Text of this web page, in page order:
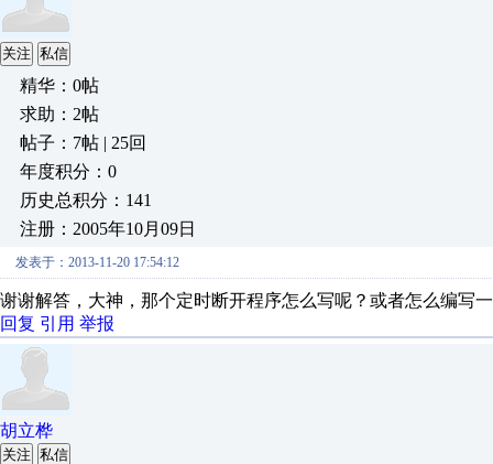
关注 私信
精华：0帖
求助：2帖
帖子：7帖 | 25回
年度积分：0
历史总积分：141
注册：2005年10月09日
发表于：2013-11-20 17:54:12
谢谢解答，大神，那个定时断开程序怎么写呢？或者怎么编写
回复 引用 举报
胡立桦
关注 私信